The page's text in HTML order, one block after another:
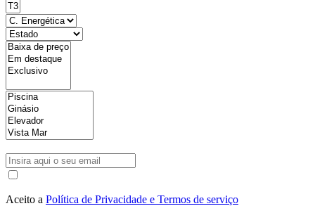
Aceito a Política de Privacidade e Termos de serviço